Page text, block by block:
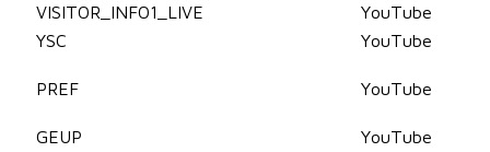
VISITOR_INFO1_LIVE
YouTube
YSC
YouTube
PREF YouTube
GEUP YouTube